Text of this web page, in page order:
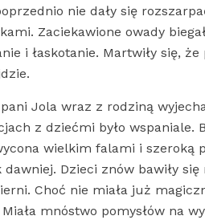
nie dały się
Zaciekawione owady
i łaskotanie. Martwiły się,
Jola wraz z rodziną
z dziećmi było wspaniale.
wielkim falami i
dawniej. Dzieci znów bawiły
Choć nie miała już
mnóstwo pomysłów na